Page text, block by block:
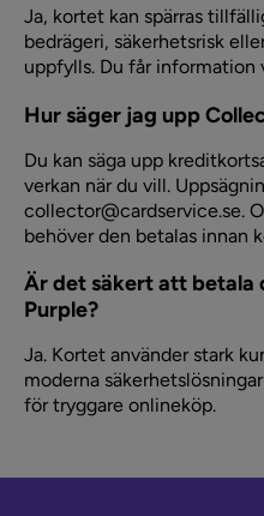
Ja, kortet kan spärras
bedrägeri, säkerhetsrisk
uppfylls. Du får information
Hur säger jag upp
Du kan säga upp
verkan när du vill.
collector@cardservice.se.
behöver den betalas innan
Är det säkert att betala
Purple?
Ja. Kortet använder stark
moderna
för tryggare onlineköp.